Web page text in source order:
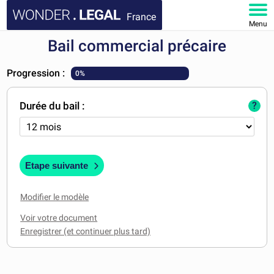
France
Menu
ACCUEIL
DOCUMENTS
FAQ
Bail commercial précaire
Progression : 0%
Durée du bail : ?
Etape suivante
Modifier le modèle
Voir votre document